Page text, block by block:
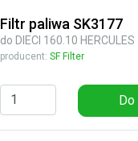
Filtr paliwa SK3177
do DIECI 160.10 HERCULES
producent: SF Filter